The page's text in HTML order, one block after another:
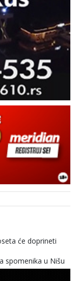
će doprineti
spomenika u Nišu